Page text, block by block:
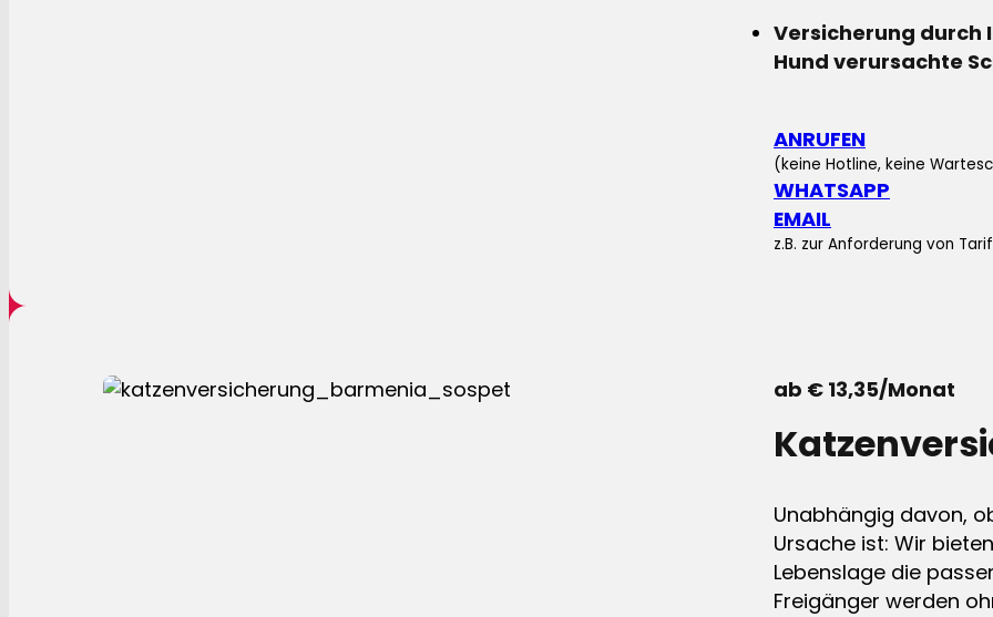
Versicherung durch
Hund verursachte
ANRUFEN
(keine Hotline, keine
WHATSAPP
EMAIL
z.B. zur Anforderung von
ab € 13,35/Monat
Unabhängig davon,
Ursache ist: Wir
Lebenslage die
Freigänger werden